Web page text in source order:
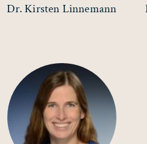
Dr. Kirsten Linnemann